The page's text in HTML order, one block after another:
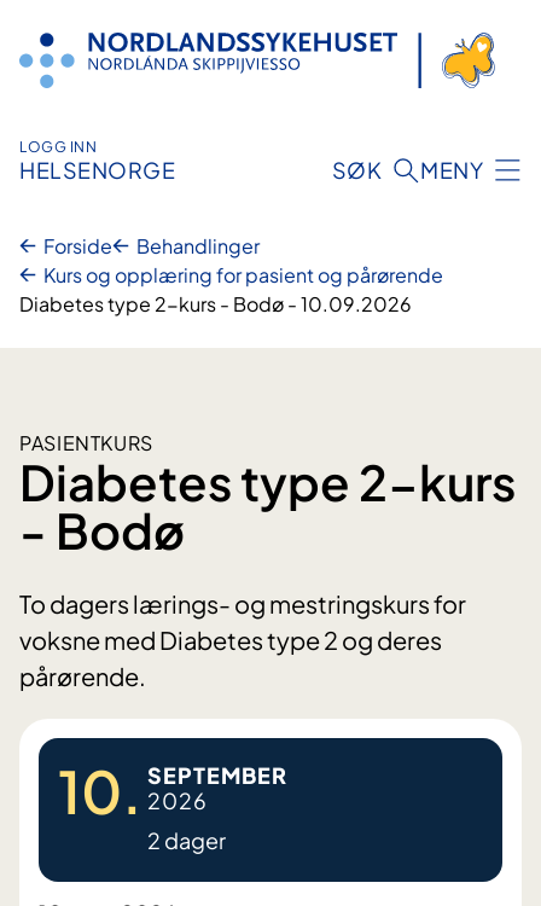
innhold
LOGG INN
HELSENORGE SØK MENY
Forside
Behandlinger
Kurs og opplæring for pasient og pårørende
Diabetes type 2-kurs - Bodø - 10.09.2026
PASIENTKURS
Diabetes type 2-kurs
- Bodø
To dagers lærings- og mestringskurs for
voksne med Diabetes type 2 og deres
pårørende.
10. SEPTEMBER
2026
2 dager